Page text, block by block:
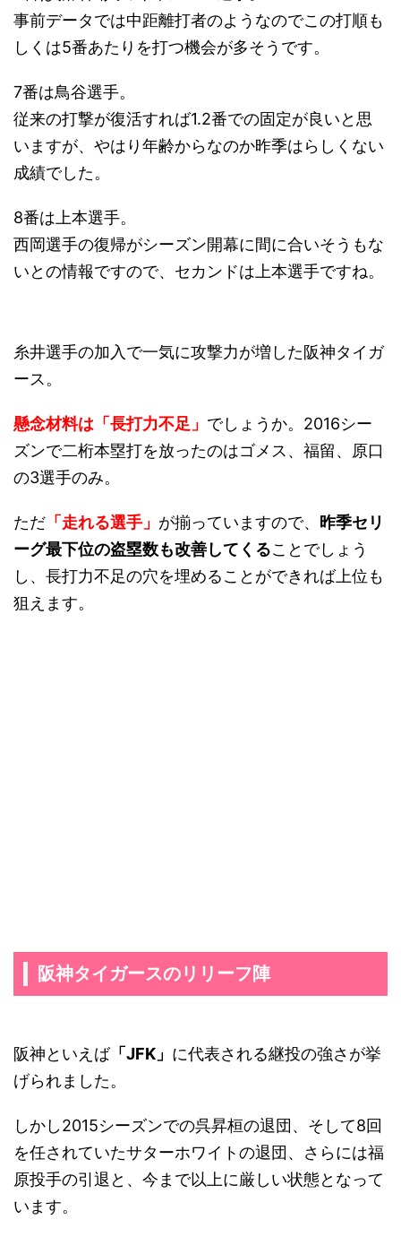
事前データでは中距離打者のようなのでこの打順も
しくは5番あたりを打つ機会が多そうです。
7番は鳥谷選手。
従来の打撃が復活すれば1.2番での固定が良いと思
いますが、やはり年齢からなのか昨季はらしくない
成績でした。
8番は上本選手。
西岡選手の復帰がシーズン開幕に間に合いそうもな
いとの情報ですので、セカンドは上本選手ですね。
糸井選手の加入で一気に攻撃力が増した阪神タイガ
ース。
懸念材料は「長打力不足」 でしょうか。2016シー
ズンで二桁本塁打を放ったのはゴメス、福留、原口
の3選手のみ。
ただ 「走れる選手」 が揃っていますので、 昨季セリ
ーグ最下位の盗塁数も改善してくることでしょう
し、長打力不足の穴を埋めることができれば上位も
狙えます。
阪神タイガースのリリーフ陣
阪神といえば「JFK」 に代表される継投の強さが挙
げられました。
しかし2015シーズンでの呉昇桓の退団、そして8回
を任されていたサターホワイトの退団、さらには福
原投手の引退と、今まで以上に厳しい状態となって
います。